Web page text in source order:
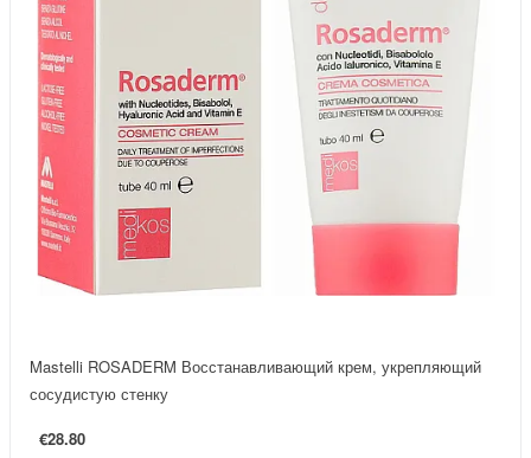
Mastelli ROSADERM Восстанавливающий крем, укрепляющий
сосудистую стенку
€28.80